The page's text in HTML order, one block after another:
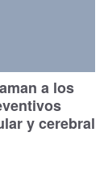
a los
y cerebral